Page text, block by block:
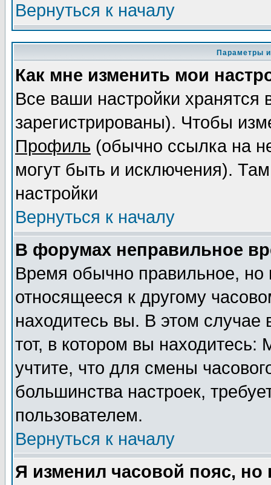
Вернуться к началу
Параметры
Как мне изменить мои
Все ваши настройки
зарегистрированы). Чтобы
Профиль (обычно ссылка на
могут быть и исключения).
настройки
Вернуться к началу
В форумах неправильное
Время обычно правильное,
относящееся к другому
находитесь вы. В этом
тот, в котором вы
учтите, что для смены
большинства настроек,
пользователем.
Вернуться к началу
Я изменил часовой пояс,